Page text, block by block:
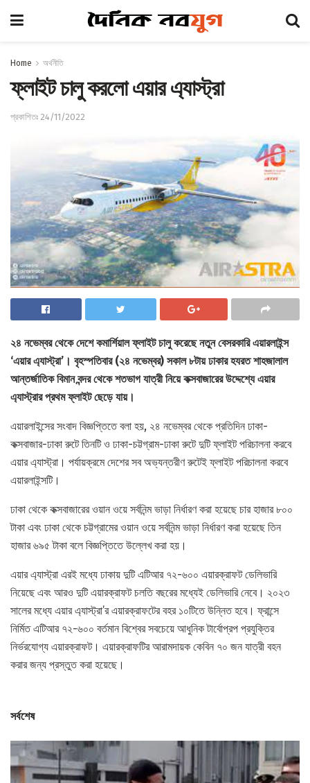
Home অর্থনীতি
ফ্লাইট চালু করলো এয়ার এ্যাস্ট্রা
প্রকাশিতঃ 24/11/2022
২৪ নভেম্বর থেকে দেশে কমার্শিয়াল ফ্লাইট চালু করেছে নতুন বেসরকারি এয়ারলাইন্স
‘এয়ার এ্যাস্ট্রা’। বৃহস্পতিবার (২৪ নভেম্বর) সকাল ৮টায় ঢাকার হযরত শাহজালাল
আন্তর্জাতিক বিমান বন্দর থেকে শতভাগ যাত্রী নিয়ে কক্সবাজারের উদ্দেশ্যে এয়ার
এ্যাস্ট্রার প্রথম ফ্লাইট ছেড়ে যায়।
এয়ারলাইন্সের সংবাদ বিজ্ঞপ্তিতে বলা হয়, ২৪ নভেম্বর থেকে প্রতিদিন ঢাকা-
কক্সবাজার-ঢাকা রুটে তিনটি ও ঢাকা-চট্টগ্রাম-ঢাকা রুটে দুটি ফ্লাইট পরিচালনা করবে
এয়ার এ্যাস্ট্রা। পর্যায়ক্রমে দেশের সব অভ্যন্তরীণ রুটেই ফ্লাইট পরিচালনা করবে
এয়ারলাইন্সটি।
ঢাকা থেকে কক্সবাজারের ওয়ান ওয়ে সর্বনিন্ম ভাড়া নির্ধারণ করা হয়েছে চার হাজার ৮০০
টাকা এবং ঢাকা থেকে চট্টগ্রামের ওয়ান ওয়ে সর্বনিন্ম ভাড়া নির্ধারণ করা হয়েছে তিন
হাজার ৬৯৫ টাকা বলে বিজ্ঞপ্তিতে উল্লেখ করা হয়।
এয়ার এ্যাস্ট্রা এরই মধ্যে ঢাকায় দুটি এটিআর ৭২-৬০০ এয়ারক্রাফট ডেলিভারি
নিয়েছে এবং আরও দুটি এয়ারক্রাফট চলতি বছরের মধ্যেই ডেলিভারি নেবে। ২০২৩
সালের মধ্যে এয়ার এ্যাস্ট্রা’র এয়ারক্রাফটের বহর ১০টিতে উন্নিত হবে। ফ্রান্সে
নির্মিত এটিআর ৭২-৬০০ বর্তমান বিশ্বের সবচেয়ে আধুনিক টার্বোপ্রপ প্রযুক্তির
নির্ভরযোগ্য এয়ারক্রাফট। এয়ারক্রাফটির আরামদায়ক কেবিন ৭০ জন যাত্রী বহন
করার জন্য প্রস্তুত করা হয়েছে।
সর্বশেষ